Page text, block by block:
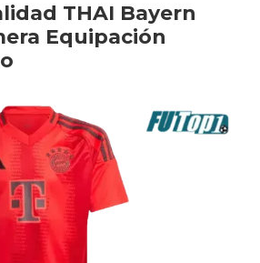
THAI Bayern
Equipación